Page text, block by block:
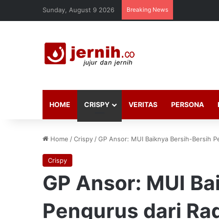
Sunday, August 9 2026 Breaking News
HOME CRISPY VERITAS PERSONA
Home /Crispy /GP Ansor: MUI Baiknya Bersih-Bersih
Crispy
GP Ansor: MUI
Pengurus dari